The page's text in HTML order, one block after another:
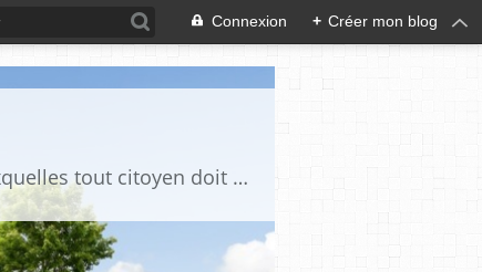
Connexion + Créer mon blog
Ce blog est destiné à stimuler l'intérêt du lecteur pour des questions de société auxquelles tout citoyen doit être en mesure d'apporter des réponses, individuelles ou collectives, en conscience et en responsabilité !